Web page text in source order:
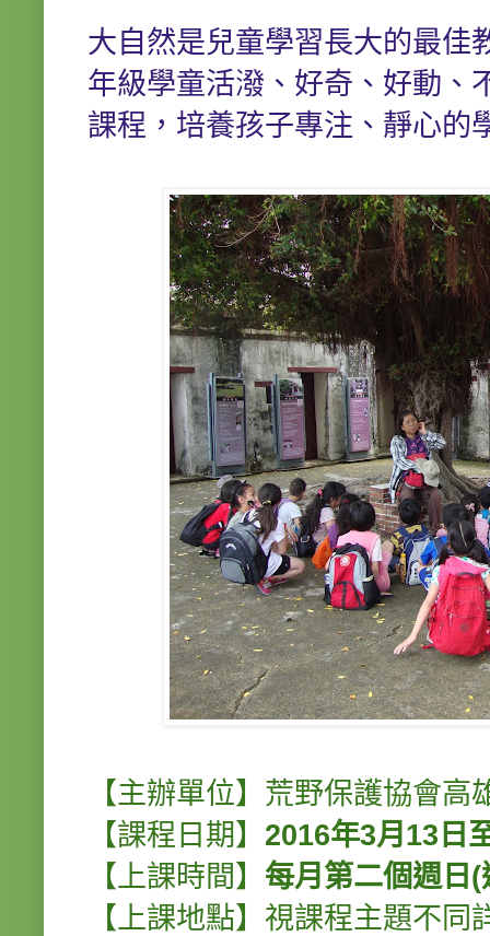
大自然是兒童學習長大的最佳
年級學童活潑、好奇、好動、
課程，培養孩子專注、靜心的
【主辦單位】荒野保護協會高
【課程日期】 2016年3月13日
【上課時間】 每月第二個週日
【上課地點】視課程主題不同